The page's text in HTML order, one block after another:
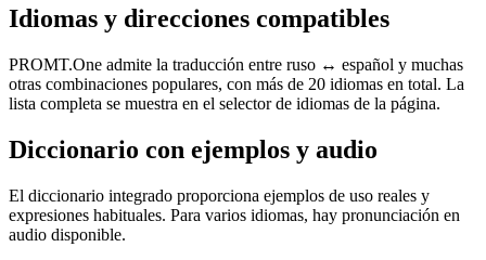
Idiomas y direcciones compatibles
PROMT.One admite la traducción entre ruso ↔ español y muchas
otras combinaciones populares, con más de 20 idiomas en total. La
lista completa se muestra en el selector de idiomas de la página.
Diccionario con ejemplos y audio
El diccionario integrado proporciona ejemplos de uso reales y
expresiones habituales. Para varios idiomas, hay pronunciación en
audio disponible.